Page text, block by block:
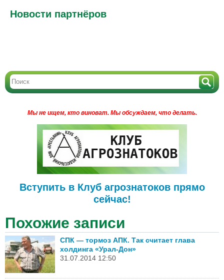
Новости партнёров
Мы не ищем, кто виноват. Мы обсуждаем, что делать.
Вступить в Клуб агрознатоков прямо
сейчас!
Похожие записи
СПК — тормоз АПК. Так считает глава
холдинга «Урал-Дон»
31.07.2014 12:50